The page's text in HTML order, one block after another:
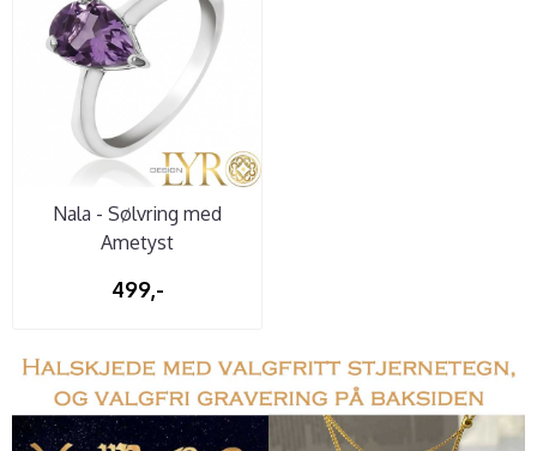
Nala - Sølvring med
Ametyst
499,-